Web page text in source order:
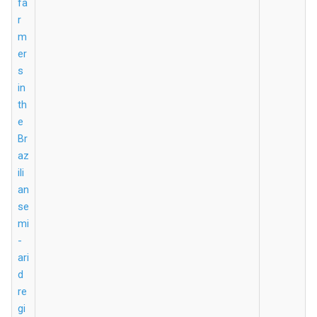
fa
r
m
er
s
in
th
e
Br
az
ili
an
se
mi
-
ari
d
re
gi